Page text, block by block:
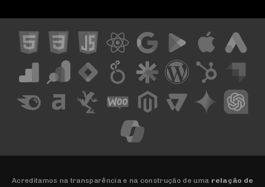
Acreditamos na transparência e na construção de uma relação de